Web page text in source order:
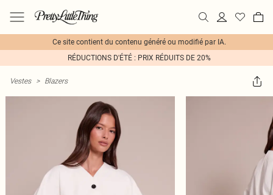
Ce site contient du contenu généré ou modifié par IA.
RÉDUCTIONS D'ÉTÉ : PRIX RÉDUITS DE 20%
Vestes > Blazers